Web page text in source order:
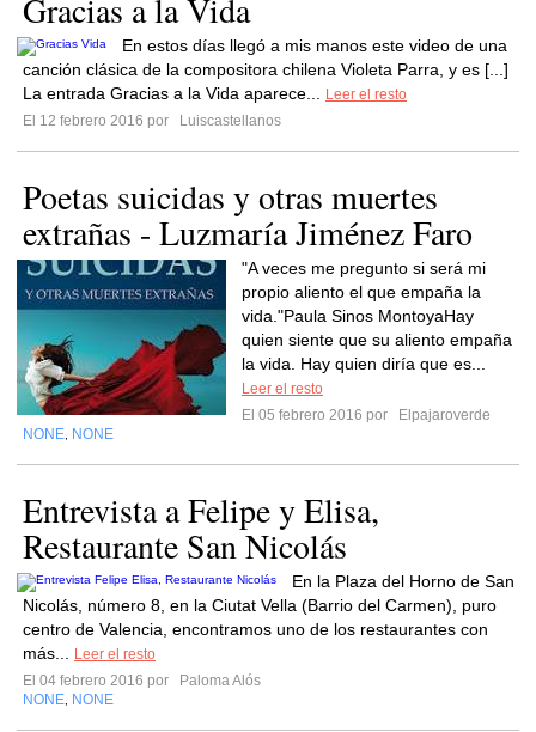
Gracias a la Vida
En estos días llegó a mis manos este video de una
canción clásica de la compositora chilena Violeta Parra, y es [...]
La entrada Gracias a la Vida aparece...
Leer el resto
El 12 febrero 2016 por
Luiscastellanos
Poetas suicidas y otras muertes
extrañas - Luzmaría Jiménez Faro
"A veces me pregunto si será mi
propio aliento el que empaña la
vida."Paula Sinos MontoyaHay
quien siente que su aliento empaña
la vida. Hay quien diría que es...
Leer el resto
El 05 febrero 2016 por
Elpajaroverde
NONE NONE
Entrevista a Felipe y Elisa,
Restaurante San Nicolás
En la Plaza del Horno de San
Nicolás, número 8, en la Ciutat Vella (Barrio del Carmen), puro
centro de Valencia, encontramos uno de los restaurantes con
más...
Leer el resto
El 04 febrero 2016 por
Paloma Alós
NONE NONE